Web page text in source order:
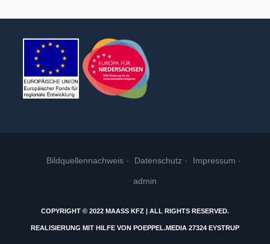
Bildquellennachweis Datenschutz Impressum
admin
COPYRIGHT © 2022 MAASS KFZ | ALL RIGHTS RESERVED.
REALISIERUNG MIT HILFE VON POEPPEL.MEDIA 27324 EYSTRUP